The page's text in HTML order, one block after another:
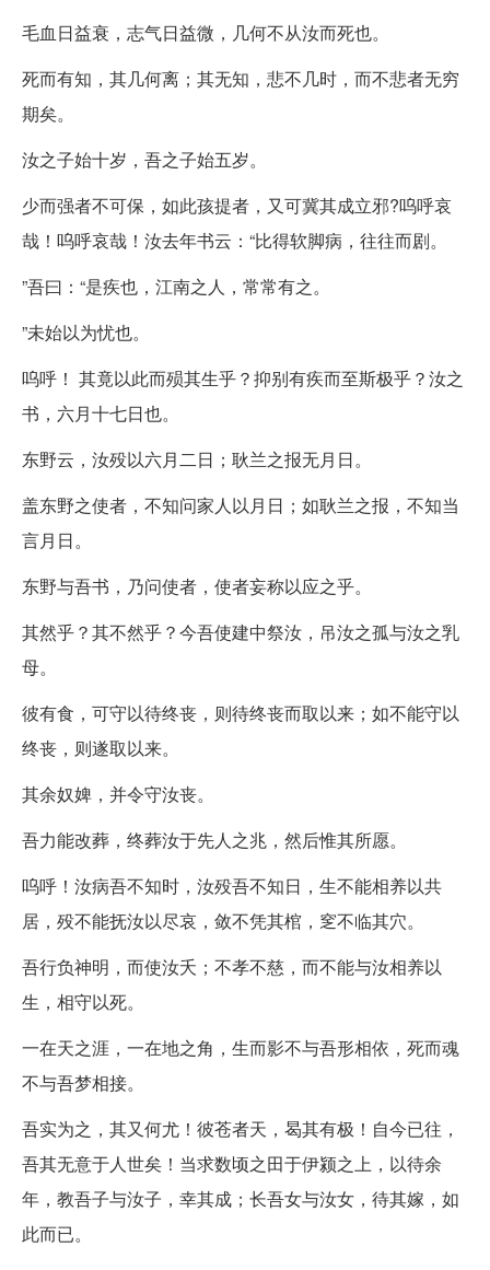
毛血日益衰，志气日益微，几何不从汝而死也。
死而有知，其几何离；其无知，悲不几时，而不悲者无穷
期矣。
汝之子始十岁，吾之子始五岁。
少而强者不可保，如此孩提者，又可冀其成立邪?呜呼哀
哉！呜呼哀哉！汝去年书云：“比得软脚病，往往而剧。
”吾曰：“是疾也，江南之人，常常有之。
”未始以为忧也。
呜呼！ 其竟以此而殒其生乎？抑别有疾而至斯极乎？汝之
书，六月十七日也。
东野云，汝殁以六月二日；耿兰之报无月日。
盖东野之使者，不知问家人以月日；如耿兰之报，不知当
言月日。
东野与吾书，乃问使者，使者妄称以应之乎。
其然乎？其不然乎？今吾使建中祭汝，吊汝之孤与汝之乳
母。
彼有食，可守以待终丧，则待终丧而取以来；如不能守以
终丧，则遂取以来。
其余奴婢，并令守汝丧。
吾力能改葬，终葬汝于先人之兆，然后惟其所愿。
呜呼！汝病吾不知时，汝殁吾不知日，生不能相养以共
居，殁不能抚汝以尽哀，敛不凭其棺，窆不临其穴。
吾行负神明，而使汝夭；不孝不慈，而不能与汝相养以
生，相守以死。
一在天之涯，一在地之角，生而影不与吾形相依，死而魂
不与吾梦相接。
吾实为之，其又何尤！彼苍者天，曷其有极！自今已往，
吾其无意于人世矣！当求数顷之田于伊颍之上，以待余
年，教吾子与汝子，幸其成；长吾女与汝女，待其嫁，如
此而已。